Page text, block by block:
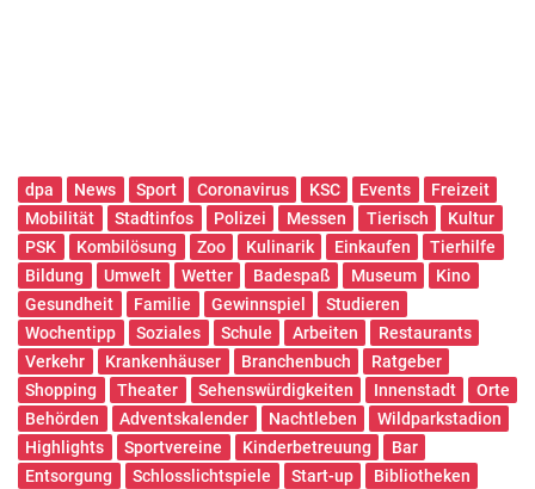
dpa News Sport Coronavirus KSC Events
Freizeit
Mobilität
Stadtinfos Polizei Messen Tierisch
Kultur
PSK
Kombilösung Zoo Kulinarik Einkaufen
Tierhilfe
Bildung
Umwelt Wetter Badespaß Museum
Kino
Gesundheit
Familie Gewinnspiel
Studieren
Wochentipp
Soziales Schule Arbeiten
Restaurants
Verkehr
Krankenhäuser Branchenbuch
Ratgeber
Shopping
Theater Sehenswürdigkeiten Innenstadt
Orte
Behörden
Adventskalender Nachtleben
Wildparkstadion
Highlights
Sportvereine Kinderbetreuung
Bar
Entsorgung
Schlosslichtspiele Start-up
Bibliotheken